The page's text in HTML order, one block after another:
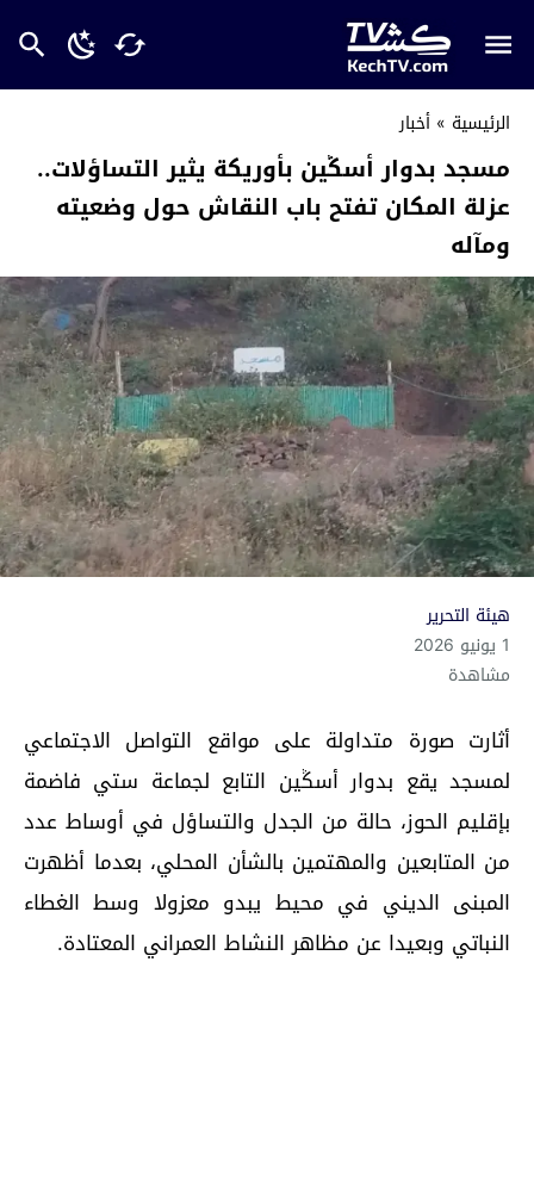
الرئيسية » أخبار
مسجد بدوار أسݣين بأوريكة يثير التساؤلات..
عزلة المكان تفتح باب النقاش حول وضعيته
ومآله
هيئة التحرير
1 يونيو 2026
مشاهدة
أثارت صورة متداولة على مواقع التواصل الاجتماعي
لمسجد يقع بدوار أسݣين التابع لجماعة ستي فاضمة
بإقليم الحوز، حالة من الجدل والتساؤل في أوساط عدد
من المتابعين والمهتمين بالشأن المحلي، بعدما أظهرت
المبنى الديني في محيط يبدو معزولا وسط الغطاء
النباتي وبعيدا عن مظاهر النشاط العمراني المعتادة.